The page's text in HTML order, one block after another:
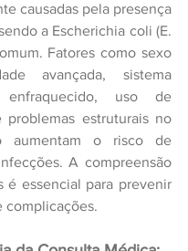
causadas pela presença
a Escherichia coli (E.
Fatores como sexo
avançada, sistema
enfraquecido, uso de
problemas estruturais no
aumentam o risco de
A compreensão
é essencial para prevenir
complicações.